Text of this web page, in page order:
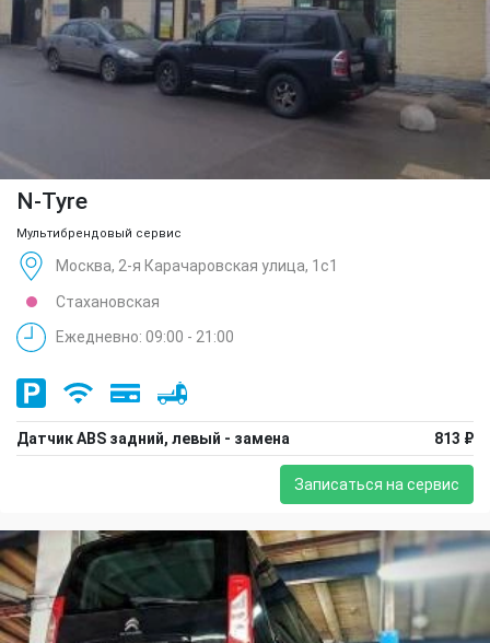
N-Tyre
Мультибрендовый сервис
Москва, 2-я Карачаровская улица, 1с1
Стахановская
Ежедневно: 09:00 - 21:00
Датчик ABS задний, левый - замена 813 ₽
Записаться на сервис